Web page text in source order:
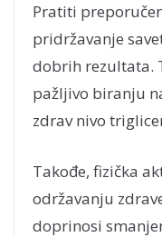
Pratiti
pridržavanje
dobrih rezultata.
pažljivo biranju
zdrav nivo
Takođe, fizička
održavanju
doprinosi